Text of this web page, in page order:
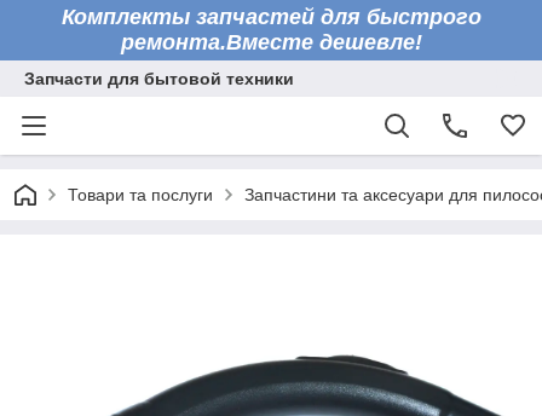
Комплекты запчастей для быстрого
ремонта.Вместе дешевле!
Запчасти для бытовой техники
Товари та послуги Запчастини та аксесуари для